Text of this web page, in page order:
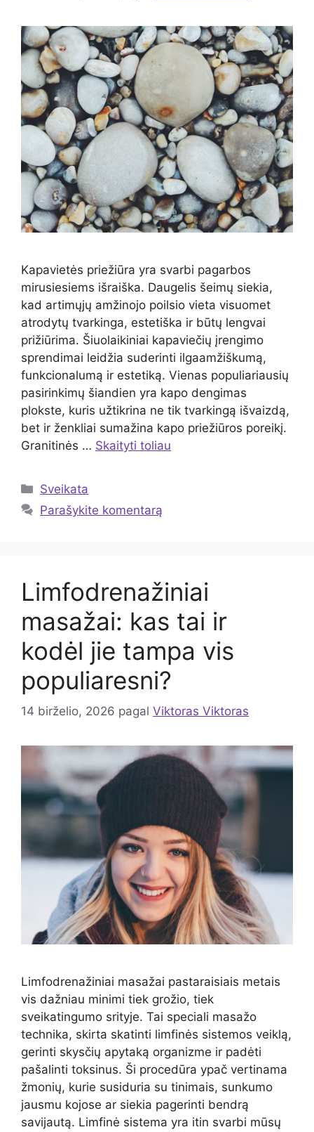
Kapavietės priežiūra yra svarbi pagarbos
mirusiesiems išraiška. Daugelis šeimų siekia,
kad artimųjų amžinojo poilsio vieta visuomet
atrodytų tvarkinga, estetiška ir būtų lengvai
prižiūrima. Šiuolaikiniai kapaviečių įrengimo
sprendimai leidžia suderinti ilgaamžiškumą,
funkcionalumą ir estetiką. Vienas populiariausių
pasirinkimų šiandien yra kapo dengimas
plokste, kuris užtikrina ne tik tvarkingą išvaizdą,
bet ir ženkliai sumažina kapo priežiūros poreikį.
Granitinės … Skaityti toliau
Kategorijos
Sveikata
Parašykite komentarą
Limfodrenažiniai
masažai: kas tai ir
kodėl jie tampa vis
populiaresni?
14 birželio, 2026 pagal Viktoras Viktoras
Limfodrenažiniai masažai pastaraisiais metais
vis dažniau minimi tiek grožio, tiek
sveikatingumo srityje. Tai speciali masažo
technika, skirta skatinti limfinės sistemos veiklą,
gerinti skysčių apytaką organizme ir padėti
pašalinti toksinus. Ši procedūra ypač vertinama
žmonių, kurie susiduria su tinimais, sunkumo
jausmu kojose ar siekia pagerinti bendrą
savijautą. Limfinė sistema yra itin svarbi mūsų